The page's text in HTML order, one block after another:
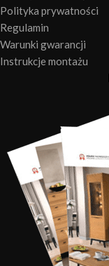
Polityka prywatności
Regulamin
Warunki gwarancji
Instrukcje montażu